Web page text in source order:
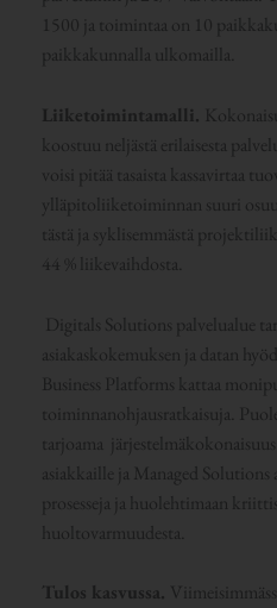
1500 ja toimintaa on 10
paikkakunnalla ulkomailla.
Liiketoimintamalli.
koostuu neljästä erilaisesta
voisi pitää tasaista kassavirtaa
ylläpitoliiketoiminnan suuri
tästä ja syklisemmästä
44 % liikevaihdosta.
Digitals Solutions palvelualue
asiakaskokemuksen ja datan
Business Platforms kattaa
toiminnanohjausratkaisuja.
tarjoama
asiakkaille ja Managed
prosesseja ja huolehtimaan
huoltovarmuudesta.
Tulos kasvussa.